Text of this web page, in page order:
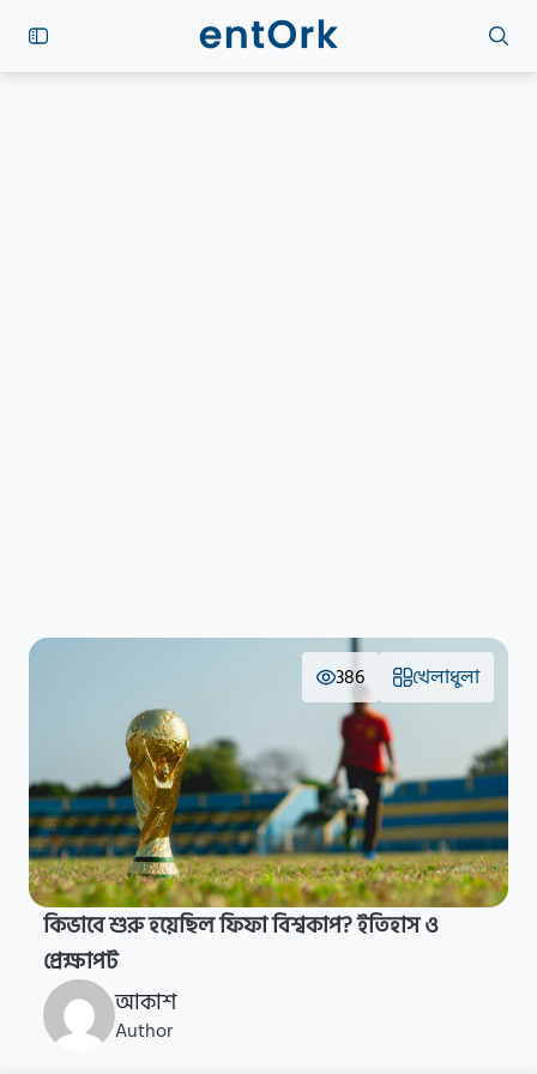
386 খেলাধুলা
কিভাবে শুরু হয়েছিল ফিফা বিশ্বকাপ? ইতিহাস ও
প্রেক্ষাপট
আকাশ
Author